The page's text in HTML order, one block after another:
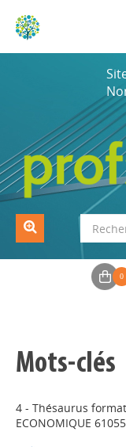
Mots-clés
4 - Thésaurus
ECONOMIQUE 61055